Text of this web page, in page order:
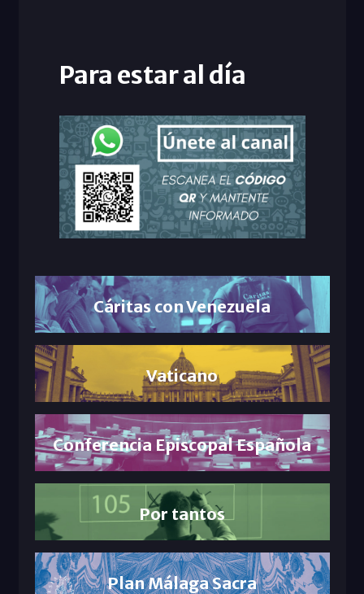
Para estar al día
Cáritas con Venezuela
Vaticano
Conferencia Episcopal Española
Por tantos
Plan Málaga Sacra